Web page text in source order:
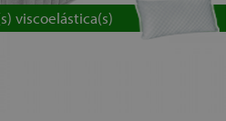
viscoelástica(s)